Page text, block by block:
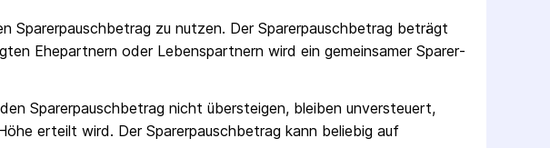
Sparer­pausch­betrag zu nutzen. Der Sparer­pausch­betrag beträgt
Ehepartnern oder Lebenspartnern wird ein gemeinsamer Sparer­
Sparer­pausch­betrag nicht übersteigen, bleiben unversteuert,
erteilt wird. Der Sparer­pausch­betrag kann beliebig auf